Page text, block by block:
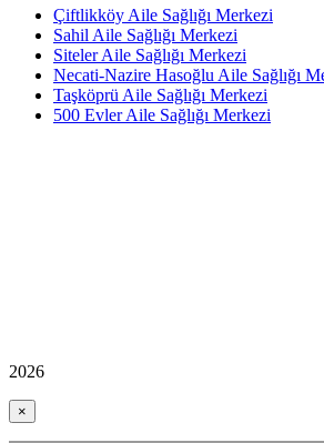
Çiftlikköy Aile Sağlığı Merkezi
Sahil Aile Sağlığı Merkezi
Siteler Aile Sağlığı Merkezi
Necati-Nazire Hasoğlu Aile Sağlığı
Taşköprü Aile Sağlığı Merkezi
500 Evler Aile Sağlığı Merkezi
2026
×